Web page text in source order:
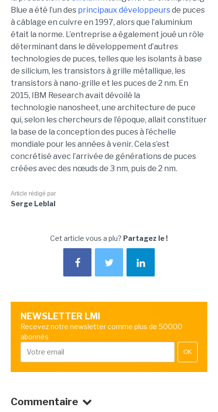
Blue a été l’un des principaux développeursde puces
à câblage en cuivre en 1997, alors que l’aluminium
était la norme. L’entreprise a également joué un rôle
déterminant dans le développement d’autres
technologies de puces, telles que les isolants à base
de silicium, les transistors à grille métallique, les
transistors à nano-grille et les puces de 2 nm. En
2015, IBM Research avait dévoilé la
technologie nanosheet, une architecture de puce
qui, selon les chercheurs de l’époque, allait constituer
la base de la conception des puces à l’échelle
mondiale pour les années à venir. Cela s’est
concrétisé avec l’arrivée de générations de puces
créées avec des nœuds de 3 nm, puis de 2 nm.
Article rédigé par
Serge Leblal
Cet article vous a plu? Partagez le !
NEWSLETTER LMI
Recevez notre newsletter comme plus de 50000
abonnés
OK
Commentaire